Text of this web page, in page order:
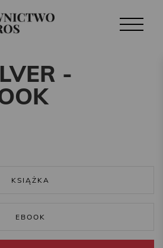
-
KSIĄŻKA
EBOOK